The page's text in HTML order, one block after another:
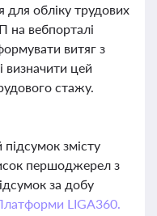
для обліку трудових
на вебпорталі
витяг з
визначити цей
стажу.
змісту
першоджерел з
за добу
LIGA360.